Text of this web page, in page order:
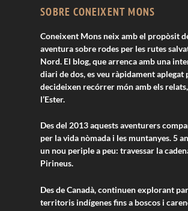
SOBRE CONEIXENT MONS
Coneixent Mons neix amb el propòsit
aventura sobre rodes per les rutes
Nord. El blog, que arrenca amb una
diari de dos, es veu ràpidament aplegat
decideixen recórrer món amb els
l’Ester.
Des del 2013 aquests aventurers
per la vida nòmada i les muntanyes. 5
un nou periple a peu: travessar la
Pirineus.
Des de Canadà, continuen explorant
territoris indígenes fins a boscos i